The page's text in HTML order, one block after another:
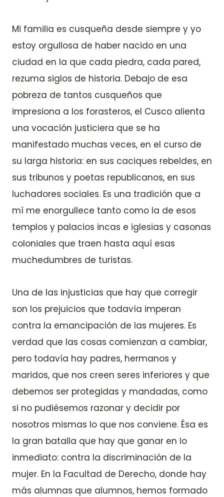
Mi familia es cusqueña desde siempre y yo
estoy orgullosa de haber nacido en una
ciudad en la que cada piedra, cada pared,
rezuma siglos de historia. Debajo de esa
pobreza de tantos cusqueños que
impresiona a los forasteros, el Cusco alienta
una vocación justiciera que se ha
manifestado muchas veces, en el curso de
su larga historia: en sus caciques rebeldes, en
sus tribunos y poetas republicanos, en sus
luchadores sociales. Es una tradición que a
mí me enorgullece tanto como la de esos
templos y palacios incas e iglesias y casonas
coloniales que traen hasta aquí esas
muchedumbres de turistas.
Una de las injusticias que hay que corregir
son los prejuicios que todavía imperan
contra la emancipación de las mujeres. Es
verdad que las cosas comienzan a cambiar,
pero todavía hay padres, hermanos y
maridos, que nos creen seres inferiores y que
debemos ser protegidas y mandadas, como
si no pudiésemos razonar y decidir por
nosotros mismas lo que nos conviene. Ésa es
la gran batalla que hay que ganar en lo
inmediato: contra la discriminación de la
mujer. En la Facultad de Derecho, donde hay
más alumnas que alumnos, hemos formado